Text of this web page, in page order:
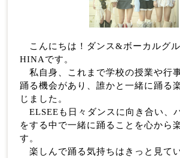
こんにちは！ダンス&ボーカルグ
HINAです。
私自身、これまで学校の授業や行
踊る機会があり、誰かと一緒に踊る
じました。
ELSEEも日々ダンスに向き合い、
をする中で一緒に踊ることを心から
す。
楽しんで踊る気持ちはきっと見て